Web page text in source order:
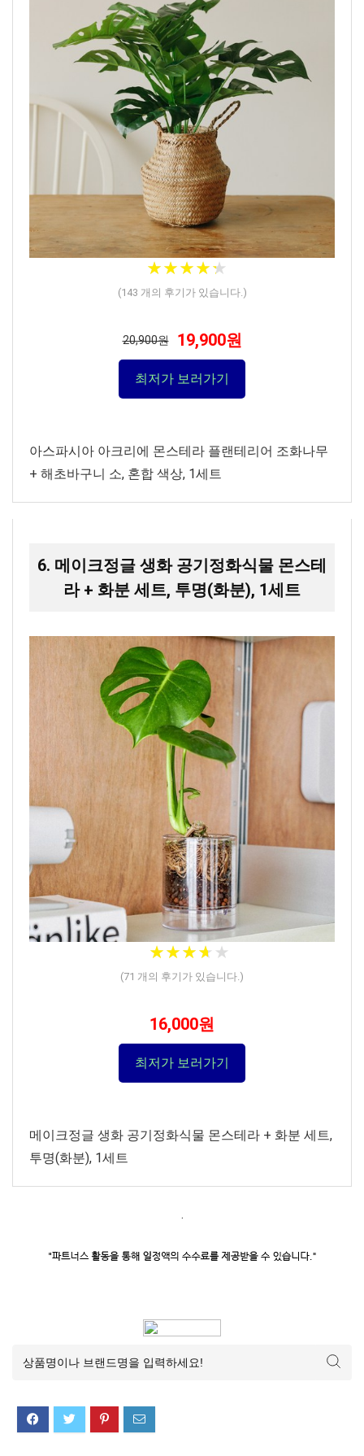
★★★★★
★★★★★
(143 개의 후기가 있습니다.)
20,900원 19,900원
최저가 보러가기
아스파시아 아크리에 몬스테라 플랜테리어 조화나무
+ 해초바구니 소, 혼합 색상, 1세트
6. 메이크정글 생화 공기정화식물 몬스테
라 + 화분 세트, 투명(화분), 1세트
★★★★ ★
★★★★ ★
(71 개의 후기가 있습니다.)
16,000원
최저가 보러가기
메이크정글 생화 공기정화식물 몬스테라 + 화분 세트,
투명(화분), 1세트
.